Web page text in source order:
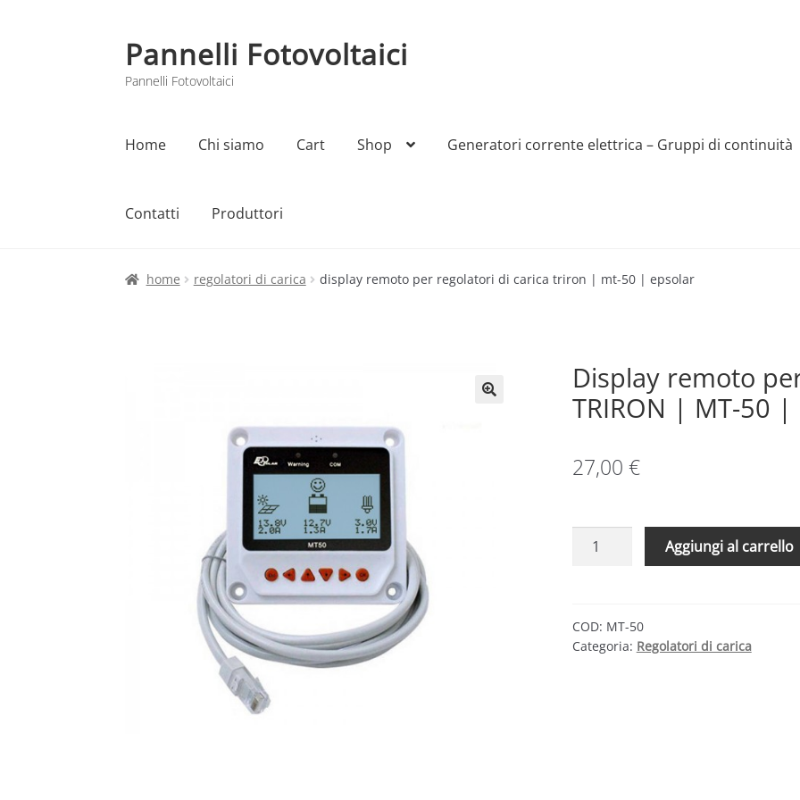
Vai
alla
navigazione
Vai
al
contenuto
Pannelli Fotovoltaici
Pannelli Fotovoltaici
Home Chi siamo Cart Shop Generatori corrente elettrica – Gruppi di continuità
Contatti Produttori
Home Cart CheckoutChi siamo Contatti My account Produttori Sample Page Shop
home regolatori di carica display remoto per regolatori di carica triron | mt-50 | epsolar
Display remoto
TRIRON | MT-50 |
27,00 €
Display
di
carica
Aggiungi al carrello
COD: MT-50
Categoria: Regolatori di carica